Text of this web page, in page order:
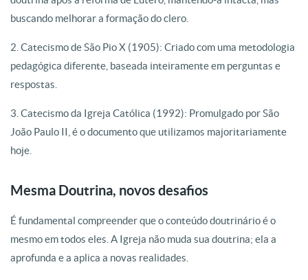
buscando melhorar a formação do clero.
2. Catecismo de São Pio X (1905): Criado com uma metodologia
pedagógica diferente, baseada inteiramente em perguntas e
respostas.
3. Catecismo da Igreja Católica (1992): Promulgado por São
João Paulo II, é o documento que utilizamos majoritariamente
hoje.
Mesma Doutrina, novos desafios
É fundamental compreender que o conteúdo doutrinário é o
mesmo em todos eles. A Igreja não muda sua doutrina; ela a
aprofunda e a aplica a novas realidades.